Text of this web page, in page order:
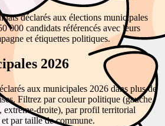
déclarés aux élections municipales
000 candidats référencés avec leurs
et étiquettes politiques.
2026
aux municipales 2026 dans plus de
Filtrez par couleur politique (gauche,
extrême-droite), par profil territorial
par taille de commune.